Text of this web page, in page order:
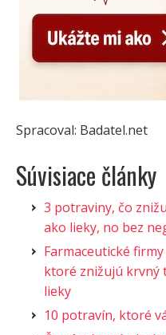
Spracoval: Badatel.net
Súvisiace články
3 potraviny, čo
ako lieky, no bez
Farmaceutické
ktoré znižujú krvný
lieky
10 potravín, ktoré